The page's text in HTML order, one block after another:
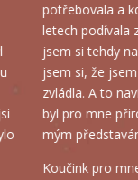
zbytečných
lidský,
Naše
ne poslední.